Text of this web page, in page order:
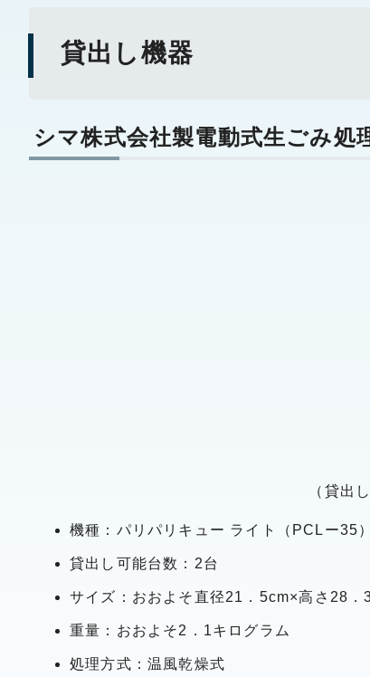
貸出し機器
シマ株式会社製電動式生ごみ処
（貸出
機種：パリパリキュー ライト（PCLー35）
貸出し可能台数：2台
サイズ：おおよそ直径21．5cm×高さ28．
重量：おおよそ2．1キログラム
処理方式：温風乾燥式